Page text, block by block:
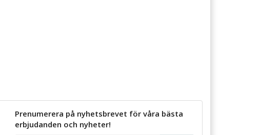
Prenumerera på nyhetsbrevet för våra bästa
erbjudanden och nyheter!